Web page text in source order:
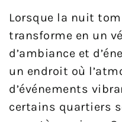
Lorsque la nuit
transforme en un
d’ambiance et
un endroit où
d’événements
certains quartiers